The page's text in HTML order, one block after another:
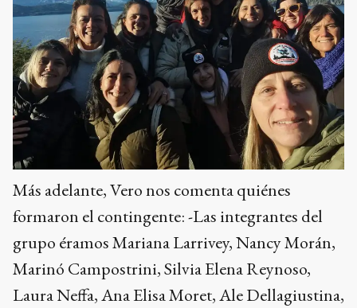
Más adelante, Vero nos comenta quiénes
formaron el contingente: -Las integrantes del
grupo éramos Mariana Larrivey, Nancy Morán,
Marinó Campostrini, Silvia Elena Reynoso,
Laura Neffa, Ana Elisa Moret, Ale Dellagiustina,